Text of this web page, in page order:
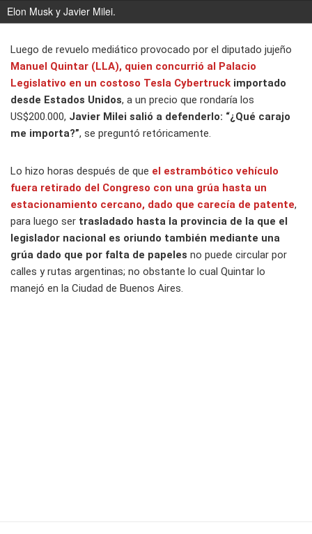
Elon Musk y Javier Milei.
Luego de revuelo mediático provocado por el diputado jujeño
Manuel Quintar (LLA), quien concurrió al Palacio
Legislativo en un costoso Tesla Cybertruck importado
desde Estados Unidos, a un precio que rondaría los
US$200.000, Javier Milei salió a defenderlo: “¿Qué carajo
me importa?”, se preguntó retóricamente.
Lo hizo horas después de que el estrambótico vehículo
fuera retirado del Congreso con una grúa hasta un
estacionamiento cercano, dado que carecía de patente,
para luego ser trasladado hasta la provincia de la que el
legislador nacional es oriundo también mediante una
grúa dado que por falta de papeles no puede circular por
calles y rutas argentinas; no obstante lo cual Quintar lo
manejó en la Ciudad de Buenos Aires.